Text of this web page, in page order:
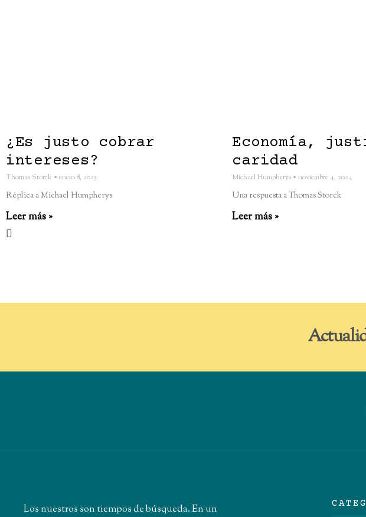
¿Es justo cobrar
intereses?
Thomas Storck enero 8, 2025
Réplica a Michael Humpherys
Leer más »
Economía,
caridad
Michael Humpherys noviembre 4, 2024
Una respuesta a Thomas Storck
Leer más »
Los nuestros son tiempos de búsqueda. En un